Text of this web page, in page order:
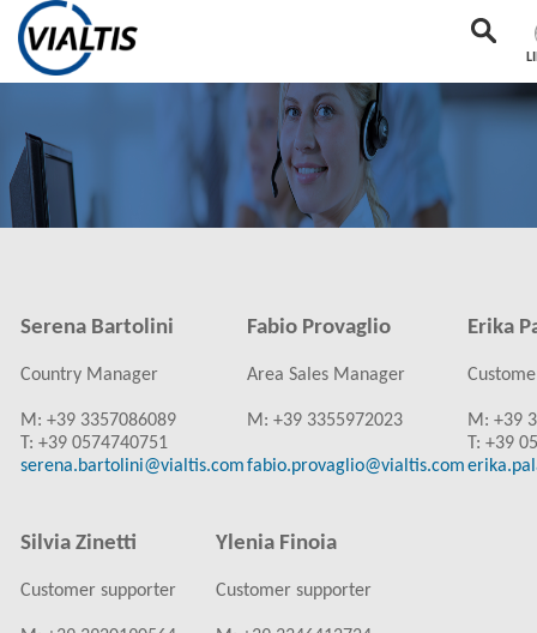
Serena Bartolini
Country Manager
M: +39 3357086089
T: +39 0574740751
serena.bartolini@vialtis.com
Fabio Provaglio
Area Sales Manager
M: +39 3355972023
fabio.provaglio@vialtis.com
Erika
M: +39
T: +39
Silvia Zinetti
Customer supporter
Ylenia Finoia
Customer supporter